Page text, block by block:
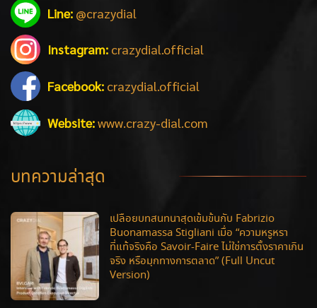
Line: @crazydial
Instagram: crazydial.official
Facebook: crazydial.official
Website:www.crazy-dial.com
บทความล่าสุด
เปลือยบทสนทนาสุดเข้มข้นกับ Fabrizio
Buonamassa Stigliani เมื่อ “ความหรูหรา
ที่แท้จริงคือ Savoir-Faire ไม่ใช่การตั้งราคาเกิน
จริง หรือมุกทางการตลาด” (Full Uncut
Version)